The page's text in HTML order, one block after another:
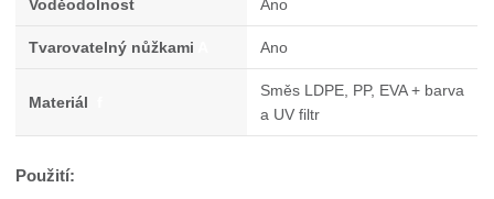
Voděodolnost Ano
Tvarovatelný nůžkami Ano
Materiál
Směs LDPE, PP, EVA + barva
a UV filtr
Použití: